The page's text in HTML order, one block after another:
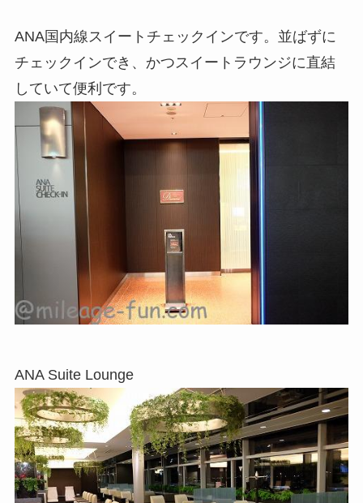
ANA国内線スイートチェックインです。並ばずに
チェックインでき、かつスイートラウンジに直結
していて便利です。
ANA Suite Lounge